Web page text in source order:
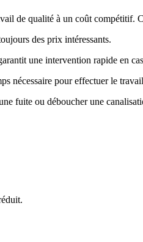
de qualité à un coût compétitif.
des prix intéressants.
une intervention rapide en
nécessaire pour effectuer le
fuite ou déboucher une